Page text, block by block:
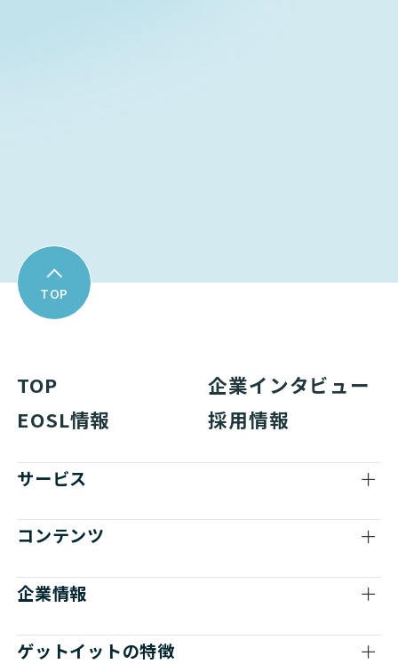
TOP
TOP
企業インタビュー
EOSL情報
採用情報
サービス
コンテンツ
企業情報
ゲットイットの特徴